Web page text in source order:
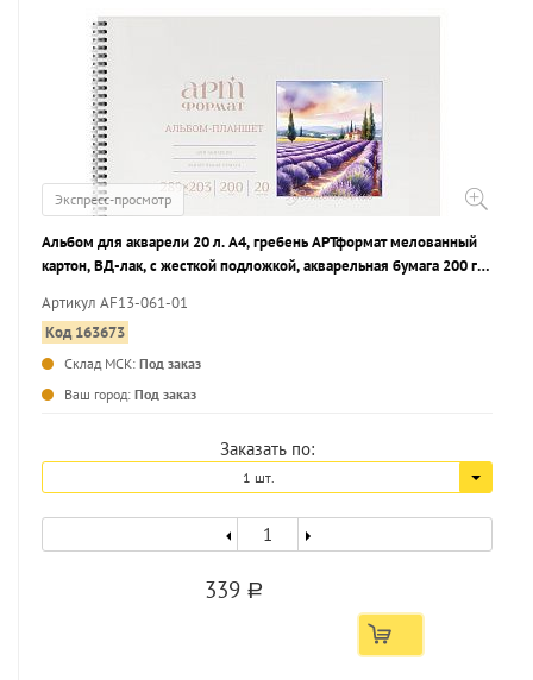
Экспресс-просмотр
Альбом для акварели 20 л. А4, гребень АРТформат мелованный
картон, ВД-лак, с жесткой подложкой, акварельная бумага 200 г/
Артикул AF13-061-01
Код 163673
Склад МСК: Под заказ
Ваш город: Под заказ
Заказать по:
1 шт.
339 a